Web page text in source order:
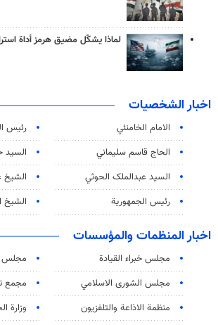
لماذا يشكّل مضيق هرمز أداة
اخبار الشخصيات
الامام الخامنئي
رئیس
الحاج قاسم سليماني
السيد
السید عبدالملک الحوثي
رئيس الجمهورية
الشيخ
اخبار المنظمات والمؤسسات
مجلس خبراء القيادة
مجلس
مجلس الشورى الاسلامي
مجمع
منظمة الاذاعة والتلفزیون
وزارة